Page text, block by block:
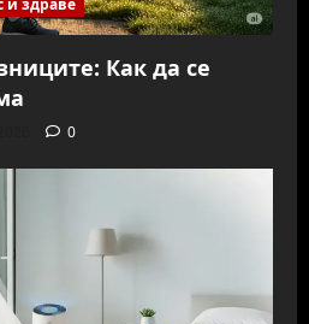
и здраве
Как да се
0